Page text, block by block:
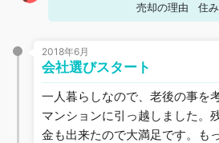
売却の理由
住
2018年6月
会社選びスタート
一人暮らしなので、老後の事を
マンションに引っ越しました。
金も出来たので大満足です。も